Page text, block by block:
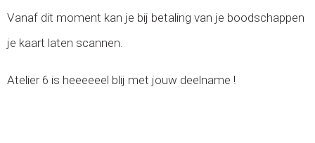
Vanaf dit moment kan je bij betaling van je boodschappen
je kaart laten scannen.
Atelier 6 is heeeeeel blij met jouw deelname !